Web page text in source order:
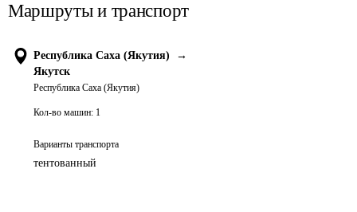
Маршруты и транспорт
Республика Саха (Якутия)
→
Якутск
Республика Саха (Якутия)
Кол-во машин: 1
Варианты транспорта
тентованный